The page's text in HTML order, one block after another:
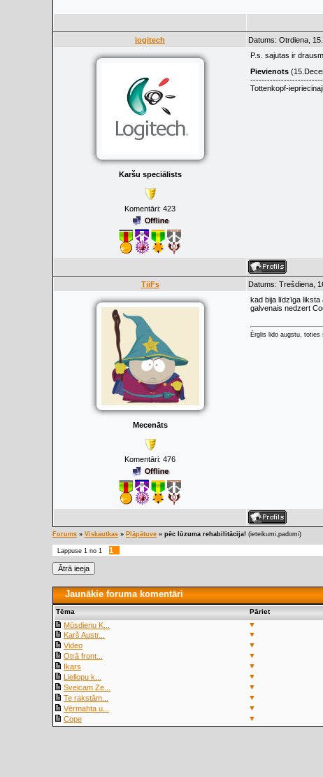
logitech Datums: Otrdiena,
Karšu speciālists
Komentāri: 423
P.s. sajutas ir
Pievienots
Tottenkopf-
TiiFs Datums: Trešdiena,
Mecenāts
Komentāri: 476
kad bija līdzīga liksta
galvenais nedzert
Ērglis lido augstu,
Forums » Viskautkas » Pļāpātuve » pēc lūzuma rehabilitācija! (ieteikumi,padomi)
Lappuse 1 no 1
1
Jaunākie foruma komentāri
Tēma Pāriet
Mūsdienu K... ▼
Karš Austr...
▼
Video
▼
Otrā front...
▼
Ikars
▼
Liellopu k...
▼
Sveicam Ze...
▼
Te rakstām...
▼
Vērmahta u...
▼
Cope
▼